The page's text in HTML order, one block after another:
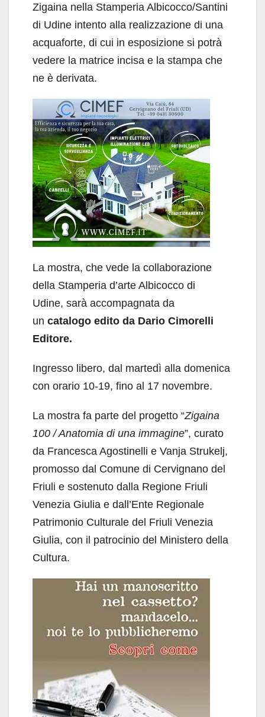
Zigaina nella Stamperia Albicocco/Santini
di Udine intento alla realizzazione di una
acquaforte, di cui in esposizione si potrà
vedere la matrice incisa e la stampa che
ne è derivata.
La mostra, che vede la collaborazione
della Stamperia d’arte Albicocco di
Udine, sarà accompagnata da
un catalogo edito da Dario Cimorelli
Editore.
Ingresso libero, dal martedì alla domenica
con orario 10-19, fino al 17 novembre.
La mostra fa parte del progetto “Zigaina
100 / Anatomia di una immagine”, curato
da Francesca Agostinelli e Vanja Strukelj,
promosso dal Comune di Cervignano del
Friuli e sostenuto dalla Regione Friuli
Venezia Giulia e dall’Ente Regionale
Patrimonio Culturale del Friuli Venezia
Giulia, con il patrocinio del Ministero della
Cultura.